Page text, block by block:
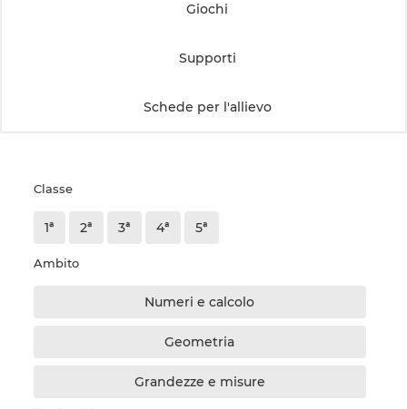
Giochi
Supporti
Schede per l'allievo
Classe
1ª 2ª 3ª 4ª 5ª
Ambito
Numeri e calcolo
Geometria
Grandezze e misure